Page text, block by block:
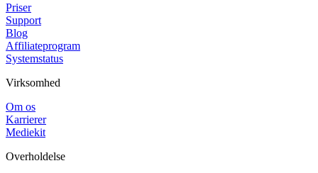
Priser
Support
Blog
Affiliateprogram
Systemstatus
Virksomhed
Om os
Karrierer
Mediekit
Overholdelse